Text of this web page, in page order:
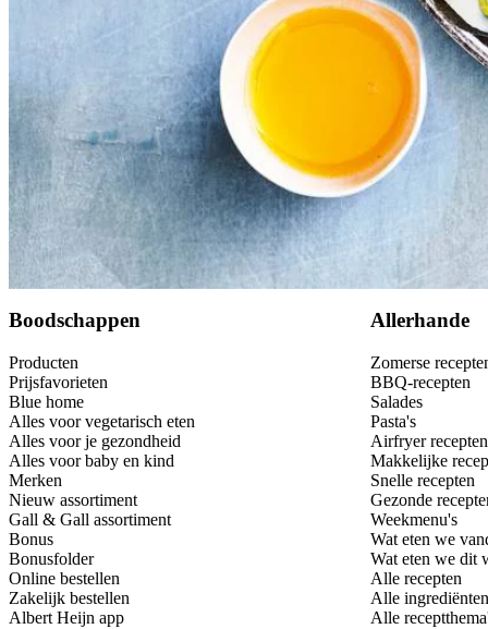
Boodschappen
Producten
Prijsfavorieten
Blue home
Alles voor vegetarisch eten
Alles voor je gezondheid
Alles voor baby en kind
Merken
Nieuw assortiment
Gall & Gall assortiment
Bonus
Bonusfolder
Online bestellen
Zakelijk bestellen
Albert Heijn app
Allerhande
Zomerse
BBQ-recepten
Salades
Pasta's
Airfryer recepten
Makkelijke
Snelle recepten
Gezonde
Weekmenu's
Wat eten we
Wat eten we dit
Alle recepten
Alle ingrediënten
Alle